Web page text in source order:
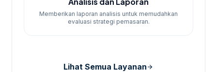
Memberikan laporan analisis untuk memudahkan
evaluasi strategi pemasaran.
Lihat Semua Layananarrow_forward